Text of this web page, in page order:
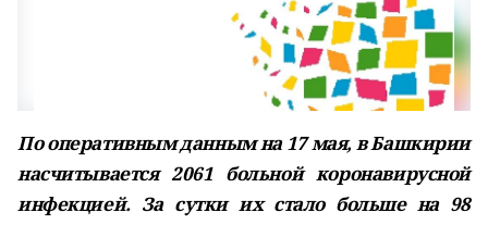
По оперативным данным на 17 мая, в Башкирии
насчитывается 2061 больной коронавирусной
инфекцией. За сутки их стало больше на 98